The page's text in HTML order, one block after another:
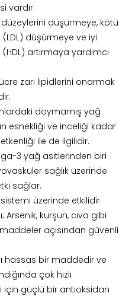
vardır.
düşürmeye, kötü
düşürmeye ve iyi
artırmaya yardımcı
zarı lipidlerini onarmak
doymamış yağ
esnekliği ve inceliği kadar
ile de ilgilidir.
3 yağ asitlerinden biri
sağlık üzerinde
sağlar.
üzerinde etkilidir.
Arsenik, kurşun, cıva gibi
açısından güvenli
hassas bir maddedir ve
çok hızlı
için güçlü bir antioksidan